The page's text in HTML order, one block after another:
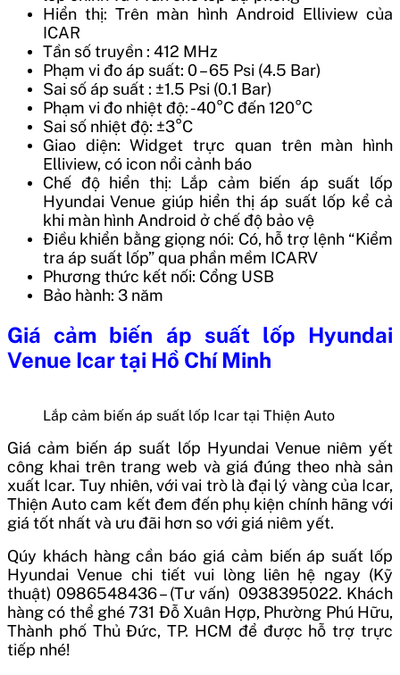
Hiển thị: Trên màn hình Android Elliview của
ICAR
Tần số truyền : 412 MHz
Phạm vi đo áp suất: 0 – 65 Psi (4.5 Bar)
Sai số áp suất : ±1.5 Psi (0.1 Bar)
Phạm vi đo nhiệt độ: -40°C đến 120°C
Sai số nhiệt độ: ±3°C
Giao diện: Widget trực quan trên màn hình
Elliview, có icon nổi cảnh báo
Chế độ hiển thị: Lắp cảm biến áp suất lốp
Hyundai Venue giúp hiển thị áp suất lốp kể cả
khi màn hình Android ở chế độ bảo vệ
Điều khiển bằng giọng nói: Có, hỗ trợ lệnh “Kiểm
tra áp suất lốp” qua phần mềm ICARV
Phương thức kết nối: Cổng USB
Bảo hành: 3 năm
Giá cảm biến áp suất lốp Hyundai
Venue Icartại Hồ Chí Minh
Lắp cảm biến áp suất lốp Icar tại Thiện Auto
Giá cảm biến áp suất lốp Hyundai Venueniêm yết
công khai trên trang web và giá đúng theo nhà sản
xuất Icar. Tuy nhiên, với vai trò là đại lý vàng của Icar,
Thiện Auto cam kết đem đến phụ kiện chính hãng với
giá tốt nhất và ưu đãi hơn so với giá niêm yết.
Qúy khách hàng cần báo giá cảm biến áp suất lốp
Hyundai Venue chi tiết vui lòng liên hệ ngay (Kỹ
thuật) 0986548436 – (Tư vấn) 0938395022. Khách
hàng có thể ghé 731 Đỗ Xuân Hợp, Phường Phú Hữu,
Thành phố Thủ Đức, TP. HCM để được hỗ trợ trực
tiếp nhé!